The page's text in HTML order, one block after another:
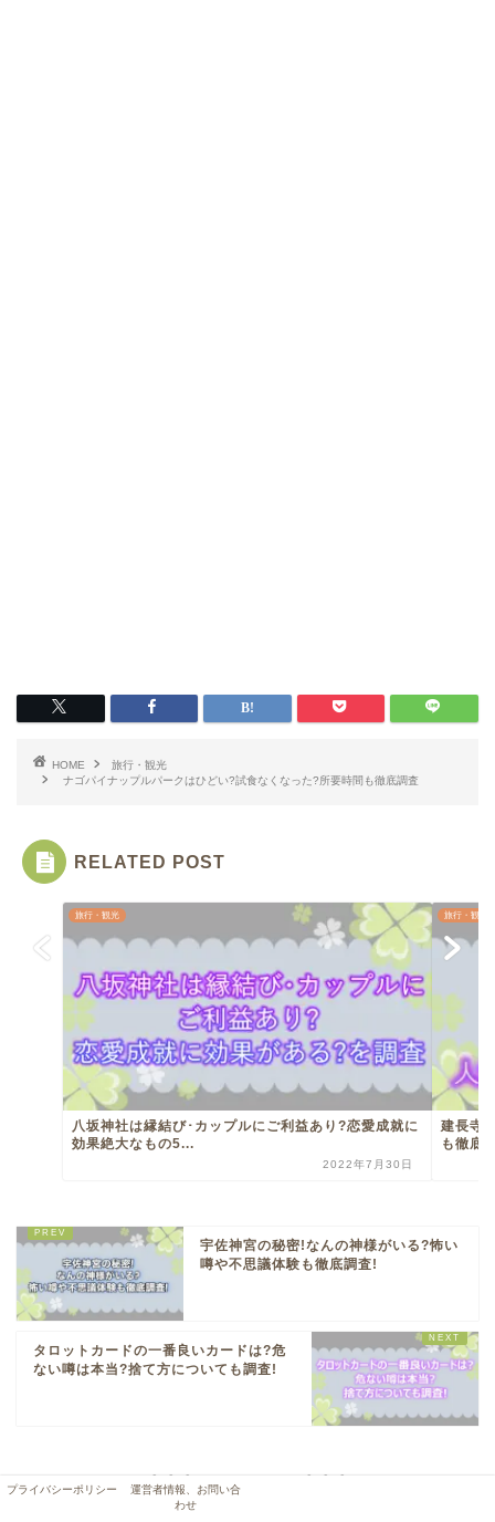
HOME
旅行・観光
ナゴパイナップルパークはひどい?試食なくなった?所要時間も徹底調査
RELATED POST
旅行・観光
八坂神社は縁結び･カップルにご利益あり?恋愛成就に
効果絶大なもの5...
2022年7月30日
旅行・観光
建長寺
も徹底
宇佐神宮の秘密!なんの神様がいる?怖い
噂や不思議体験も徹底調査!
タロットカードの一番良いカードは?危
ない噂は本当?捨て方についても調査!
プライバシーポリシー
運営者情報、お問い合
わせ